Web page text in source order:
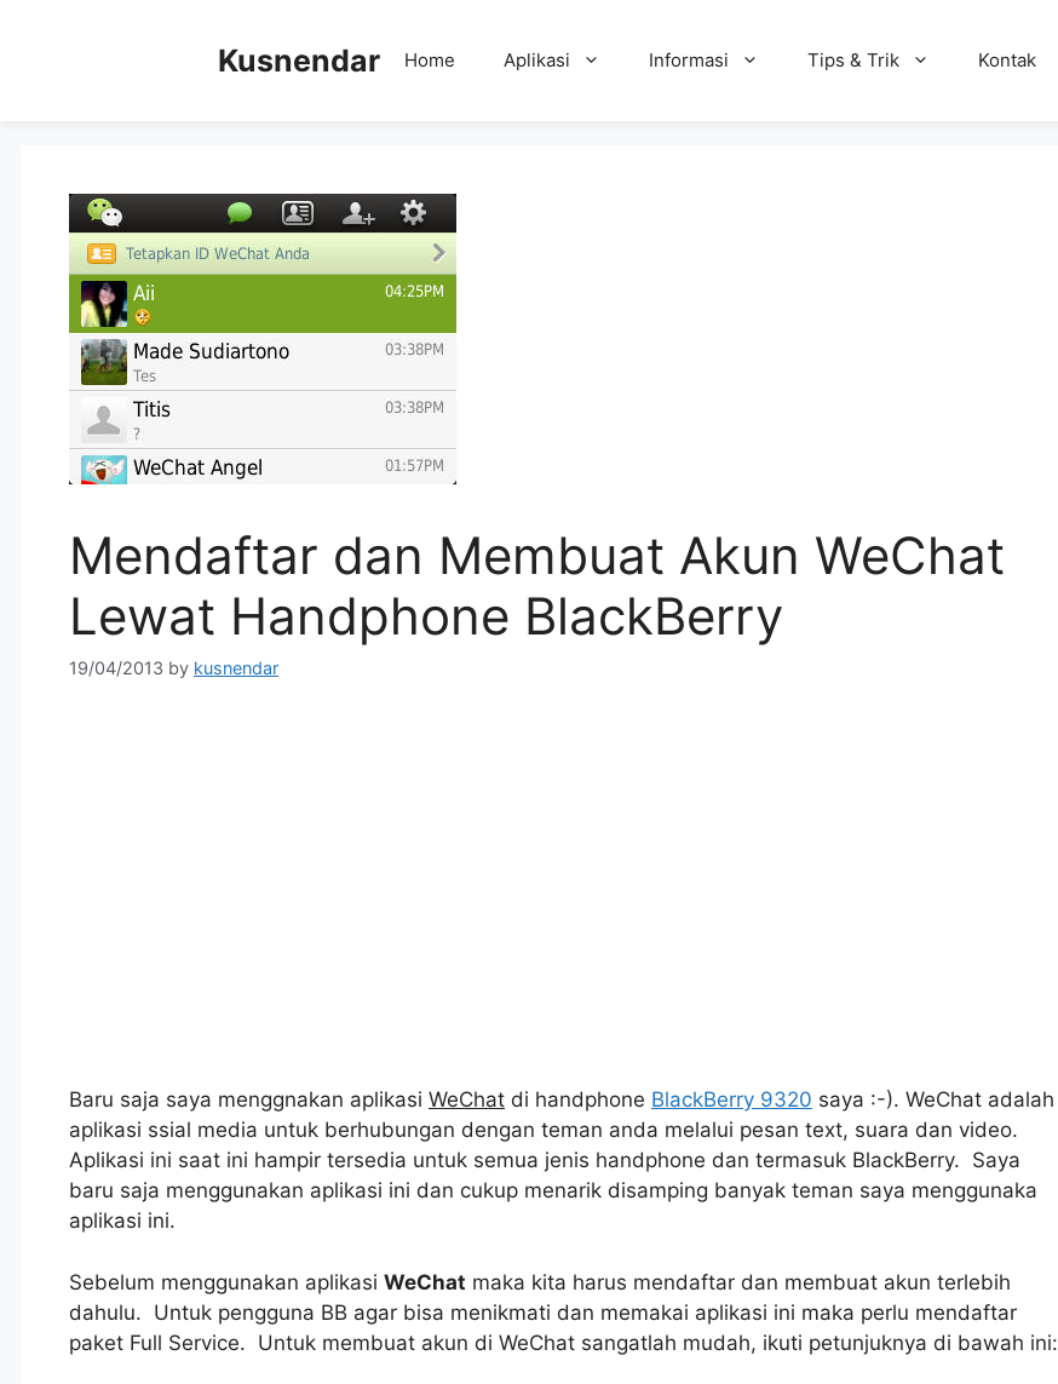
Kusnendar Home Aplikasi Informasi Tips & Trik Kontak
Mendaftar dan Membuat Akun WeChat
Lewat Handphone BlackBerry
19/04/2013 by kusnendar
Baru saja saya menggnakan aplikasi WeChat di handphone BlackBerry 9320 saya :-). WeChat adalah
aplikasi ssial media untuk berhubungan dengan teman anda melalui pesan text, suara dan video.
Aplikasi ini saat ini hampir tersedia untuk semua jenis handphone dan termasuk BlackBerry. Saya
baru saja menggunakan aplikasi ini dan cukup menarik disamping banyak teman saya menggunaka
aplikasi ini.
Sebelum menggunakan aplikasi WeChat maka kita harus mendaftar dan membuat akun terlebih
dahulu. Untuk pengguna BB agar bisa menikmati dan memakai aplikasi ini maka perlu mendaftar
paket Full Service. Untuk membuat akun di WeChat sangatlah mudah, ikuti petunjuknya di bawah ini: